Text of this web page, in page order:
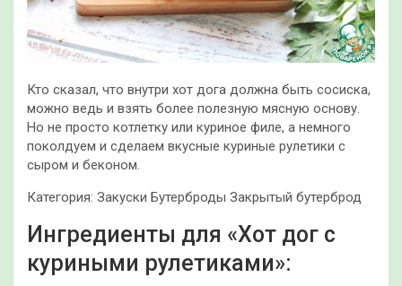
Кто сказал, что внутри хот дога должна быть сосиска,
можно ведь и взять более полезную мясную основу.
Но не просто котлетку или куриное филе, а немного
поколдуем и сделаем вкусные куриные рулетики с
сыром и беконом.
Категория: Закуски Бутерброды Закрытый бутерброд
Ингредиенты для «Хот дог с
куриными рулетиками»: